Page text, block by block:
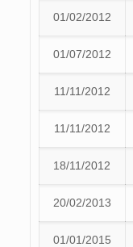
01/02/2012
01/07/2012
11/11/2012
11/11/2012
18/11/2012
20/02/2013
01/01/2015